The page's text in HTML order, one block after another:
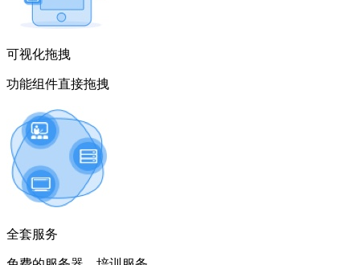
可视化拖拽
功能组件直接拖拽
全套服务